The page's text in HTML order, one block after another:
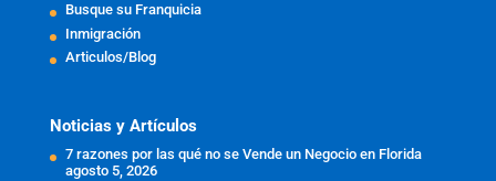
Busque su Franquicia
Inmigración
Articulos/Blog
Noticias y Artículos
7 razones por las qué no se Vende un Negocio en Florida
agosto 5, 2026